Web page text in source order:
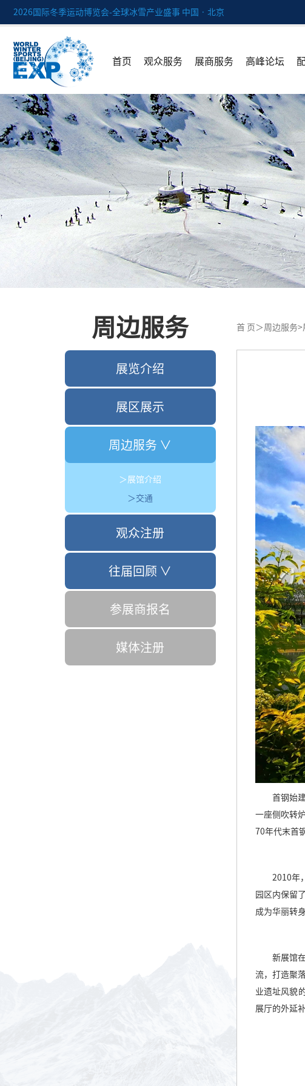
2026国际冬季运动博览会-全球冰雪产业盛事 中国 · 北京
首页 观众服务 展商服务 高峰论坛
周边服务
展览介绍
展区展示
周边服务 ∨
＞展馆介绍
＞交通
观众注册
往届回顾 ∨
参展商报名
媒体注册
首 页 ＞ 周边服务>
首钢始
一座侧吹转
70年代末首
2010年
园区内保留
成为华丽转
新展馆
流，打造聚
业遗址风貌
展厅的外延补